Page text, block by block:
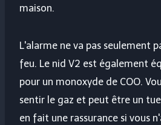
maison.
L'alarme ne va pas seulement
feu. Le nid V2 est également
pour un monoxyde de COO.
sentir le gaz et peut être un
en fait une rassurance si vous